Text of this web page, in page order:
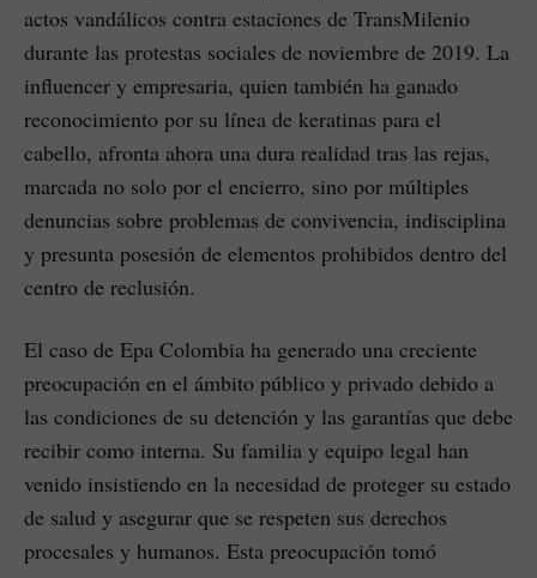
actos vandálicos contra estaciones de TransMilenio
durante las protestas sociales de noviembre de 2019. La
influencer y empresaria, quien también ha ganado
reconocimiento por su línea de keratinas para el
cabello, afronta ahora una dura realidad tras las rejas,
marcada no solo por el encierro, sino por múltiples
denuncias sobre problemas de convivencia, indisciplina
y presunta posesión de elementos prohibidos dentro del
centro de reclusión.
El caso de Epa Colombia ha generado una creciente
preocupación en el ámbito público y privado debido a
las condiciones de su detención y las garantías que debe
recibir como interna. Su familia y equipo legal han
venido insistiendo en la necesidad de proteger su estado
de salud y asegurar que se respeten sus derechos
procesales y humanos. Esta preocupación tomó